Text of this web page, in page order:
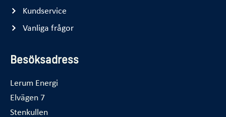
Kundservice
Vanliga frågor
Besöksadress
Lerum Energi
Elvägen 7
Stenkullen